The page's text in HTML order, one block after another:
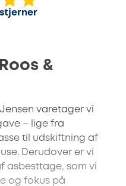
&
varetager vi
– lige fra
til udskiftning af
Derudover er vi
asbesttage, som vi
og fokus på